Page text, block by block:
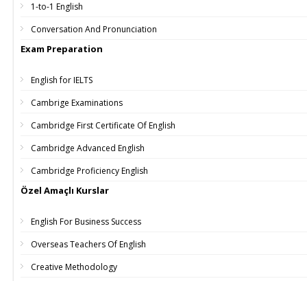
1-to-1 English
Conversation And Pronunciation
Exam Preparation
English for IELTS
Cambrige Examinations
Cambridge First Certificate Of English
Cambridge Advanced English
Cambridge Proficiency English
Özel Amaçlı Kurslar
English For Business Success
Overseas Teachers Of English
Creative Methodology